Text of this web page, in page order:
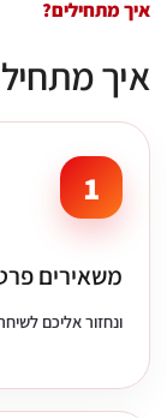
איך מתחילים?
איך
1
משאירים
ונחזור אליכם